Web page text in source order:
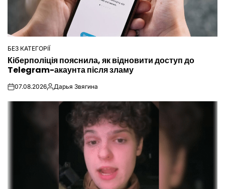
ОПУБЛІКУВАТИ
У
БЕЗ КАТЕГОРІЇ
Кіберполіція пояснила, як відновити доступ до
Telegram-акаунта після зламу
on07.08.2026Опубліковано
Дарья Звягина